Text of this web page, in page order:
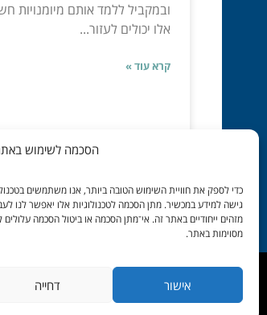
הסכמה לשימוש
כדי לספק את חוויית השימוש הטובה ביותר, אנו משתמשים
גישה למידע במכשיר. מתן הסכמה לטכנולוגיות אלו יאפשר לנו
מזהים ייחודיים באתר זה. אי־מתן הסכמה או ביטול הסכמה
מסוימות באתר.
אישור דחייה
ובמקביל ללמד אותם מיומנויות
אלו יכולים לעזור...
קרא עוד »